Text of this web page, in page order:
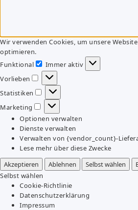
Wir verwenden Cookies, um unsere
optimieren.
Funktional
Funktional
Immer aktiv
Vorlieben
Vorlieben
Statistiken
Statistiken
Marketing
Marketing
Optionen verwalten
Dienste verwalten
Verwalten von {vendor_count}-
Lese mehr über diese Zwecke
Akzeptieren
Ablehnen Selbst wählen
Selbst wählen
Cookie-Richtlinie
Datenschutzerklärung
Impressum